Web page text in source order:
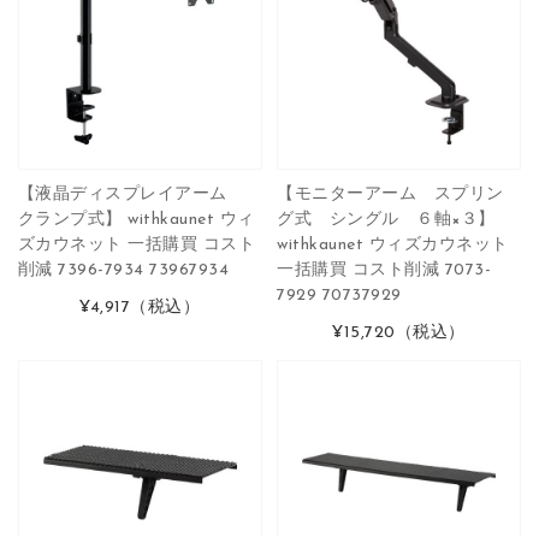
【液晶ディスプレイアーム
クランプ式】 withkaunet ウィ
ズカウネット 一括購買 コスト
削減 7396-7934 73967934
¥4,917 （税込）
【モニターアーム スプリン
グ式 シングル ６軸×３】
withkaunet ウィズカウネット
一括購買 コスト削減 7073-
7929 70737929
¥15,720 （税込）